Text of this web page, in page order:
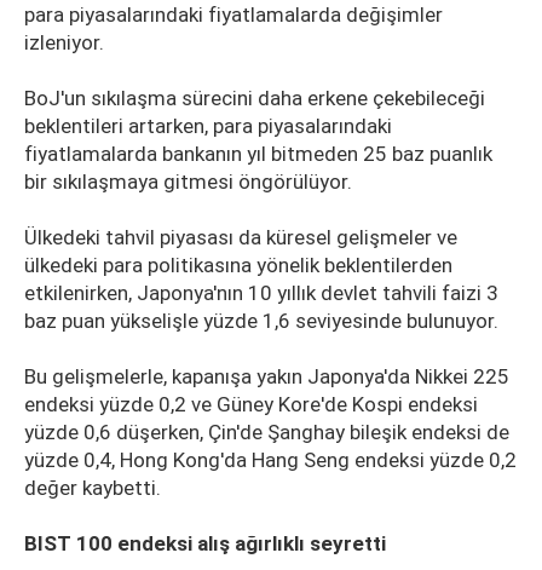
para piyasalarındaki fiyatlamalarda değişimler
izleniyor.
BoJ'un sıkılaşma sürecini daha erkene çekebileceği
beklentileri artarken, para piyasalarındaki
fiyatlamalarda bankanın yıl bitmeden 25 baz puanlık
bir sıkılaşmaya gitmesi öngörülüyor.
Ülkedeki tahvil piyasası da küresel gelişmeler ve
ülkedeki para politikasına yönelik beklentilerden
etkilenirken, Japonya'nın 10 yıllık devlet tahvili faizi 3
baz puan yükselişle yüzde 1,6 seviyesinde bulunuyor.
Bu gelişmelerle, kapanışa yakın Japonya'da Nikkei 225
endeksi yüzde 0,2 ve Güney Kore'de Kospi endeksi
yüzde 0,6 düşerken, Çin'de Şanghay bileşik endeksi de
yüzde 0,4, Hong Kong'da Hang Seng endeksi yüzde 0,2
değer kaybetti.
BIST 100 endeksi alış ağırlıklı seyretti